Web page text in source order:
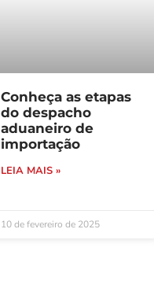
Conheça as etapas
do despacho
aduaneiro de
importação
LEIA MAIS »
10 de fevereiro de 2025